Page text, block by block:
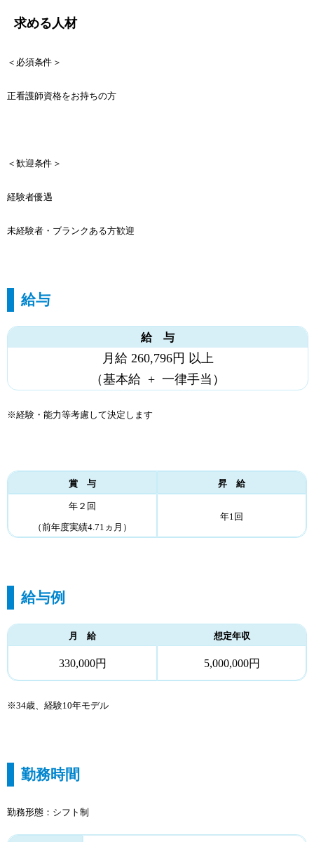
求める人材
＜必須条件＞
正看護師資格をお持ちの方
＜歓迎条件＞
経験者優遇
未経験者・ブランクある方歓迎
給与
給 与
月給 260,796円 以上
（基本給 + 一律手当）
※経験・能力等考慮して決定します
賞 与 昇 給
年２回
（前年度実績4.71ヵ月）
年1回
給与例
月 給 想定年収
330,000円 5,000,000円
※34歳、経験10年モデル
勤務時間
勤務形態：シフト制